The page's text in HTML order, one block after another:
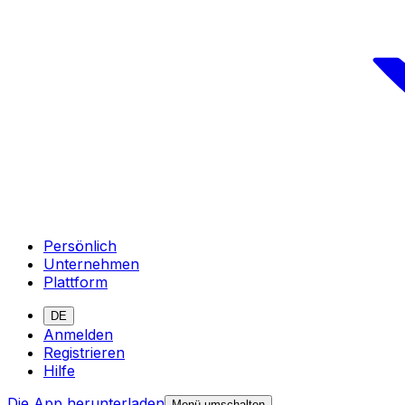
Persönlich
Unternehmen
Plattform
DE
Anmelden
Registrieren
Hilfe